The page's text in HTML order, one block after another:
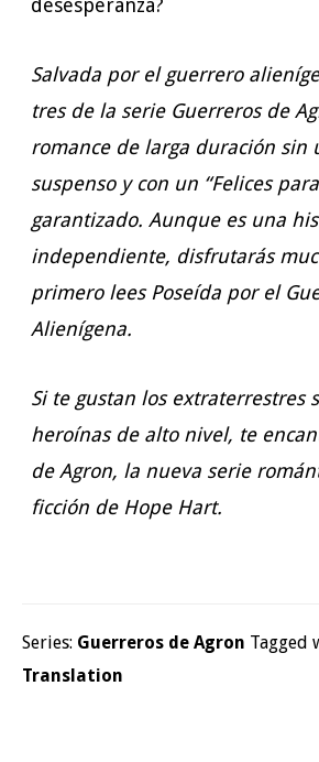
desesperanza?
Salvada por el guerrero
tres de la serie Guerreros de
romance de larga duración sin
suspenso y con un “Felices
garantizado. Aunque es una
independiente, disfrutarás
primero lees Poseída por el
Alienígena.
Si te gustan los extraterrestres
heroínas de alto nivel, te
de Agron, la nueva serie
ficción de Hope Hart.
Series: Guerreros de Agron Tagged
Translation